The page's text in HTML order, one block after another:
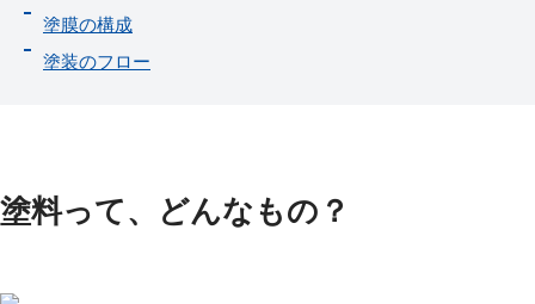
塗膜の構成
塗装のフロー
塗料って、どんなもの？